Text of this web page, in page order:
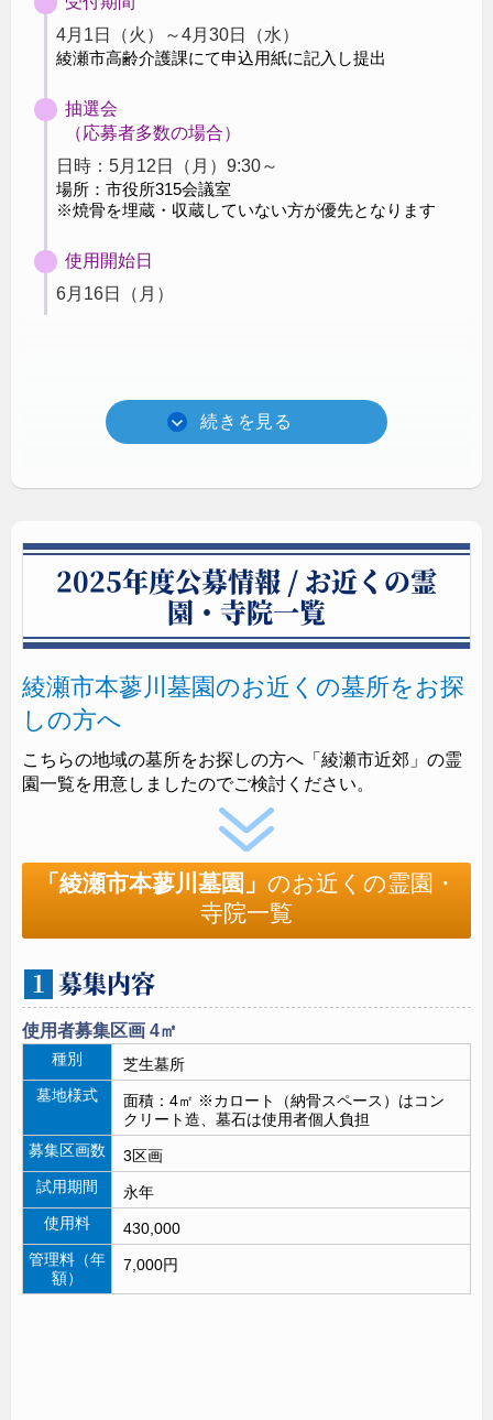
4月1日（火）～4月30日（水）
綾瀬市高齢介護課にて申込用紙に記入し提出
抽選会
（応募者多数の場合）
⽇時：5月12日（月）9:30～
場所：市役所315会議室
※焼骨を埋蔵・収蔵していない方が優先となります
使用開始日
6月16日（月）
2025年度公募情報 / お近くの霊
園・寺院一覧
綾瀬市本蓼川墓園のお近くの墓所をお探
しの方へ
こちらの地域の墓所をお探しの方へ「綾瀬市近郊」の霊
園一覧を用意しましたのでご検討ください。
「綾瀬市本蓼川墓園」 のお近くの霊園・
寺院一覧
１ 募集内容
使用者募集区画 4㎡
種別
芝生墓所
墓地様式
面積：4㎡ ※カロート（納骨スペース）はコン
クリート造、墓石は使用者個人負担
募集区画数
3区画
試用期間
永年
使用料
430,000
管理料（年
額）
7,000円